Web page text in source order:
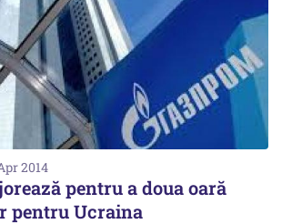
2014
pentru a doua oară
pentru Ucraina